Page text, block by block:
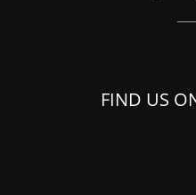
FIND US